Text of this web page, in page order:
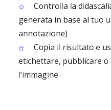
Controlla la
generata in base al tuo
annotazione)
Copia il risultato e
etichettare, pubblicare o
l’immagine